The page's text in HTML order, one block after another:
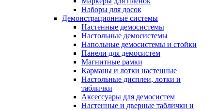
Наборы для досок
Демонстрационные системы
Настенные демосистемы
Настольные демосистемы
Напольные демосистемы и стойки
Панели для демосистем
Магнитные рамки
Карманы и лотки настенные
Настольные дисплеи, лотки и
таблички
Аксессуары для демосистем
Настенные и дверные таблички и